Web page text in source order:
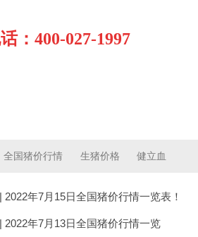
：400-027-1997
全国猪价行情 生猪价格 健立血
2022年7月15日全国猪价行情一览表！
2022年7月13日全国猪价行情一览